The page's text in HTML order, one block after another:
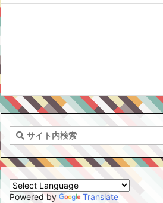
Powered by Translate